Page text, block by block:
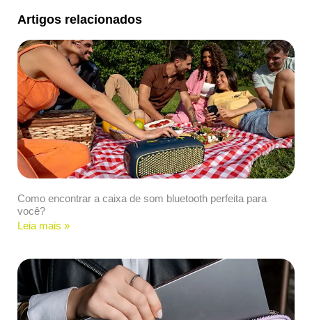
Artigos relacionados
Como encontrar a caixa de som bluetooth perfeita para
você?
Leia mais »